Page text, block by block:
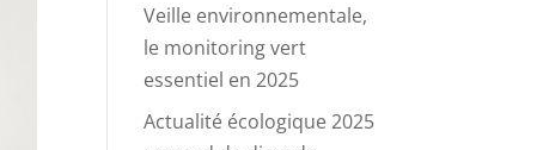
Veille environnementale,
le monitoring vert
essentiel en 2025
Actualité écologique 2025